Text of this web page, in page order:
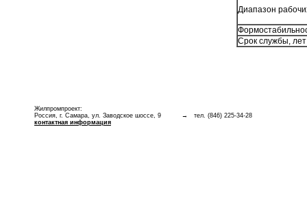
Диапазон
Срок службы, лет
Жилпромпроект:
Россия, г. Самара, ул. Заводское шоссе, 9
→ тел. (846) 225-34-28
контактная информация